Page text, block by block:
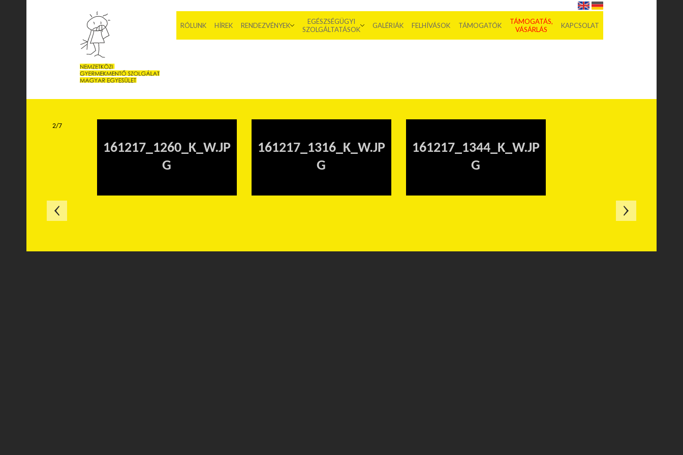
RÓLUNK HÍREK RENDEZVÉNYEK
EGÉSZSÉGÜGYI
SZOLGÁLTATÁSOK
GALÉRIÁK FELHÍVÁSOK TÁMOGATÓK
TÁMOGATÁS,
VÁSÁRLÁS
KAPCSOLAT
161217_1260_K_W.JP
G
161217_1316_K_W.JP
G
161217_1344_K_W.JP
G
2/7